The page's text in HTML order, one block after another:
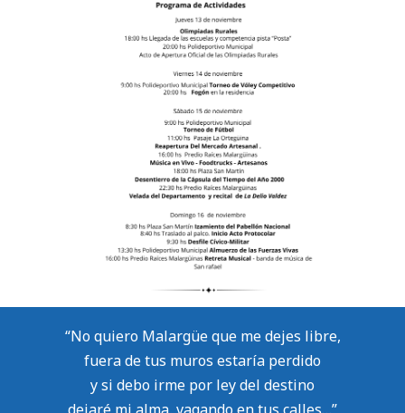
“No quiero Malargüe que me dejes libre,
fuera de tus muros estaría perdido
y si debo irme por ley del destino